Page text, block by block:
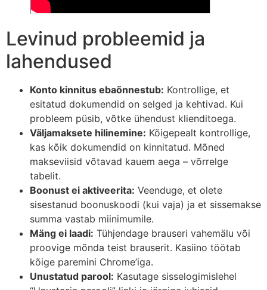
Levinud probleemid ja
lahendused
Konto kinnitus ebaõnnestub: Kontrollige, et
esitatud dokumendid on selged ja kehtivad. Kui
probleem püsib, võtke ühendust klienditoega.
Väljamaksete hilinemine: Kõigepealt kontrollige,
kas kõik dokumendid on kinnitatud. Mõned
makseviisid võtavad kauem aega – võrrelge
tabelit.
Boonust ei aktiveerita: Veenduge, et olete
sisestanud boonuskoodi (kui vaja) ja et sissemakse
summa vastab miinimumile.
Mäng ei laadi: Tühjendage brauseri vahemälu või
proovige mõnda teist brauserit. Kasiino töötab
kõige paremini Chrome’iga.
Unustatud parool: Kasutage sisselogimislehel